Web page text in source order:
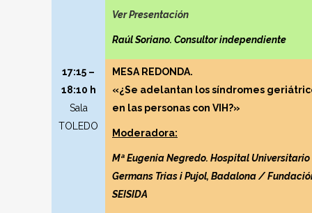
Ver Presentación
Raúl Soriano. Consultor independiente
17:15 –
18:10 h
Sala
TOLEDO
MESA REDONDA.
«¿Se adelantan los síndromes
en las personas con VIH?»
Moderadora:
Mª Eugenia Negredo. Hospital Universitario
Germans Trias i Pujol, Badalona /
SEISIDA